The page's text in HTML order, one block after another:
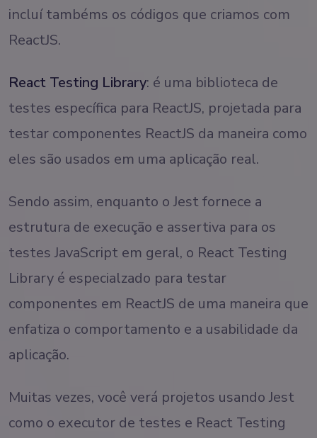
incluí tambéms os códigos que criamos com
ReactJS.
React Testing Library: é uma biblioteca de
testes específica para ReactJS, projetada para
testar componentes ReactJS da maneira como
eles são usados em uma aplicação real.
Sendo assim, enquanto o Jest fornece a
estrutura de execução e assertiva para os
testes JavaScript em geral, o React Testing
Library é especialzado para testar
componentes em ReactJS de uma maneira que
enfatiza o comportamento e a usabilidade da
aplicação.
Muitas vezes, você verá projetos usando Jest
como o executor de testes e React Testing